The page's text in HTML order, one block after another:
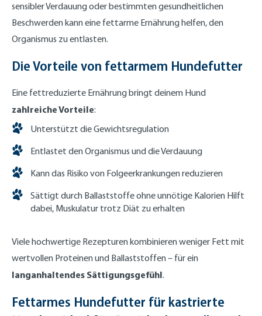
sensibler Verdauung oder bestimmten gesundheitlichen
Beschwerden kann eine fettarme Ernährung helfen, den
Organismus zu entlasten.
Die Vorteile von fettarmem Hundefutter
Eine fettreduzierte Ernährung bringt deinem Hund
zahlreiche Vorteile:
Unterstützt die Gewichtsregulation
Entlastet den Organismus und die Verdauung
Kann das Risiko von Folgeerkrankungen reduzieren
Sättigt durch Ballaststoffe ohne unnötige Kalorien Hilft
dabei, Muskulatur trotz Diät zu erhalten
Viele hochwertige Rezepturen kombinieren weniger Fett mit
wertvollen Proteinen und Ballaststoffen – für ein
langanhaltendes Sättigungsgefühl.
Fettarmes Hundefutter für kastrierte